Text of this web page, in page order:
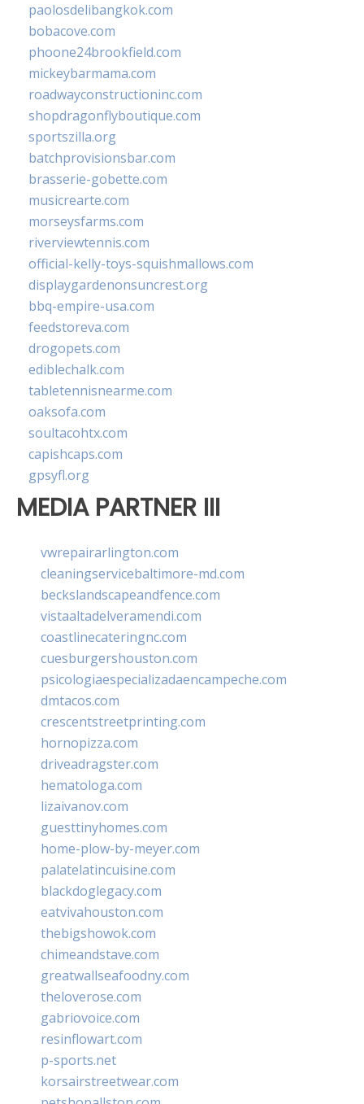
paolosdelibangkok.com
bobacove.com
phoone24brookfield.com
mickeybarmama.com
roadwayconstructioninc.com
shopdragonflyboutique.com
sportszilla.org
batchprovisionsbar.com
brasserie-gobette.com
musicrearte.com
morseysfarms.com
riverviewtennis.com
official-kelly-toys-squishmallows.com
displaygardenonsuncrest.org
bbq-empire-usa.com
feedstoreva.com
drogopets.com
ediblechalk.com
tabletennisnearme.com
oaksofa.com
soultacohtx.com
capishcaps.com
gpsyfl.org
MEDIA PARTNER III
vwrepairarlington.com
cleaningservicebaltimore-md.com
beckslandscapeandfence.com
vistaaltadelveramendi.com
coastlinecateringnc.com
cuesburgershouston.com
psicologiaespecializadaencampeche.com
dmtacos.com
crescentstreetprinting.com
hornopizza.com
driveadragster.com
hematologa.com
lizaivanov.com
guesttinyhomes.com
home-plow-by-meyer.com
palatelatincuisine.com
blackdoglegacy.com
eatvivahouston.com
thebigshowok.com
chimeandstave.com
greatwallseafoodny.com
theloverose.com
gabriovoice.com
resinflowart.com
p-sports.net
korsairstreetwear.com